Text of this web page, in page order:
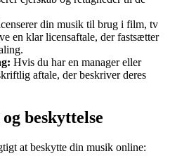
din musik til brug i film, tv
en klar licensaftale, der fastsætter
Hvis du har en manager eller
aftale, der beskriver deres
beskyttelse
at beskytte din musik online: